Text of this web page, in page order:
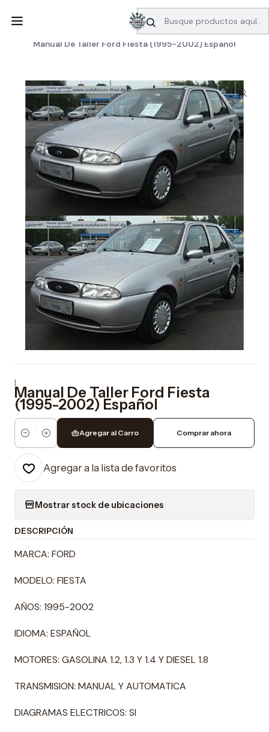
SERVICIO DE BÚSQUEDA DE INFORMACIÓN AUTOMOTRIZ
Manuales de taller Ford
Manual De Taller Ford Fiesta (1995-2002) Español
|
Manual De Taller Ford Fiesta
(1995-2002) Español
Cantidad
Agregar al Carro Comprar ahora
Agregar a la lista de favoritos
Mostrar stock de ubicaciones
DESCRIPCIÓN
MARCA: FORD
MODELO: FIESTA
AÑOS: 1995-2002
IDIOMA: ESPAÑOL
MOTORES: GASOLINA 1.2, 1.3 Y 1.4 Y DIESEL 1.8
TRANSMISION: MANUAL Y AUTOMATICA
DIAGRAMAS ELECTRICOS: SI